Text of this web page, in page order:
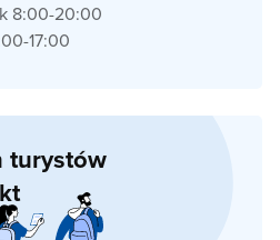
8:00-20:00
17:00
turystów